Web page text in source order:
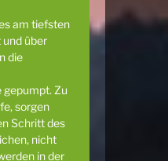
am tiefsten
über
die
gepumpt. Zu
sorgen
Schritt des
nicht
in der